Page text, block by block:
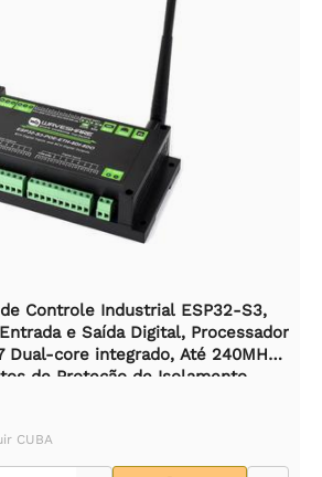
Controle Industrial ESP32-S3,
e Saída Digital, Processador
Dual-core integrado, Até 240MHz,
de Proteção de Isolamento
CUBA